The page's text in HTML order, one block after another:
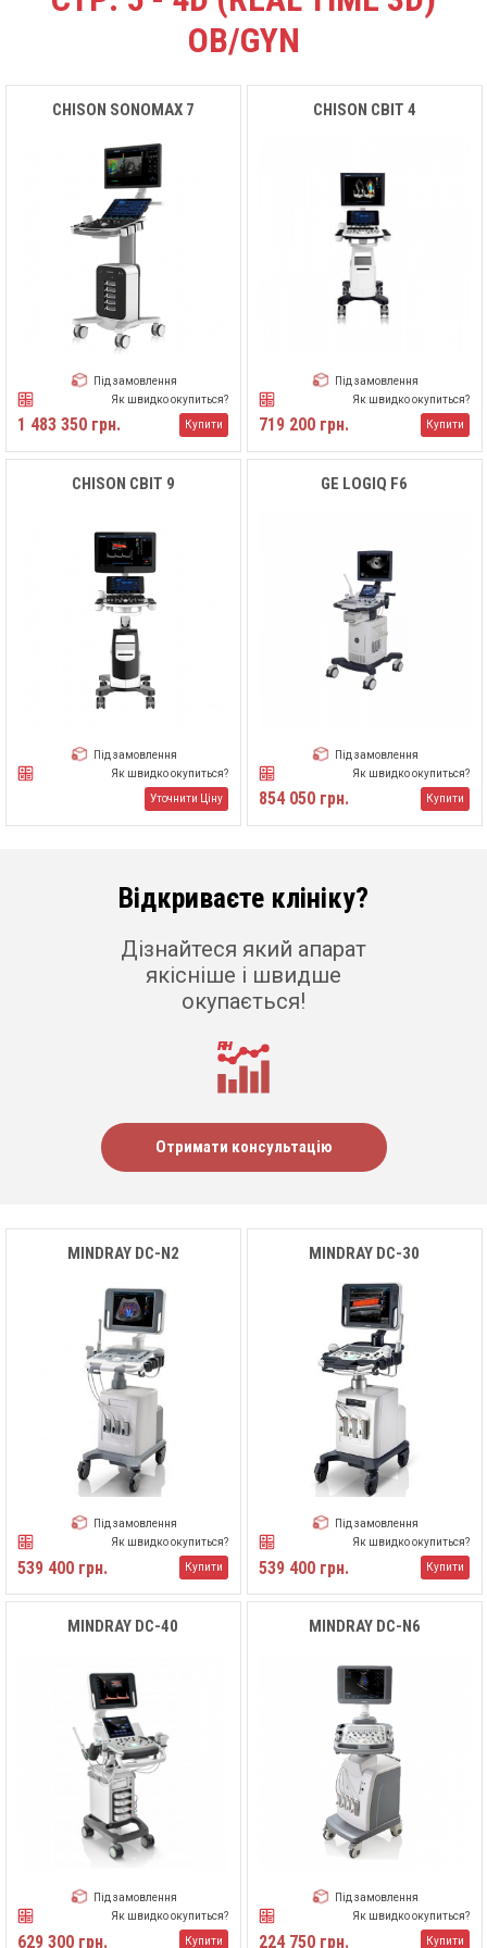
OB/GYN
CHISON SONOMAX 7
Під замовлення
Як швидко окупиться?
1 483 350 грн. Купити
CHISON CBIT 4
Під замовлення
Як швидко окупиться?
719 200 грн. Купити
CHISON CBIT 9
Під замовлення
Як швидко окупиться?
Уточнити Ціну
GE LOGIQ F6
Під замовлення
Як швидко окупиться?
854 050 грн. Купити
Відкриваєте клініку?
Дізнайтеся який апарат
якісніше і швидше
окупається!
Отримати консультацію
MINDRAY DC-N2
Під замовлення
Як швидко окупиться?
539 400 грн. Купити
MINDRAY DC-30
Під замовлення
Як швидко окупиться?
539 400 грн. Купити
MINDRAY DC-40
Під замовлення
Як швидко окупиться?
629 300 грн. Купити
MINDRAY DC-N6
Під замовлення
Як швидко окупиться?
224 750 грн. Купити